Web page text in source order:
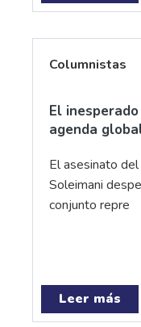
Columnistas
El
agenda
El asesinato
Soleimani
conjunto repre
Leer más